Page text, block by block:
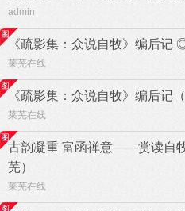
admin
《疏影集：众说自牧》编后记
莱芜在线
《疏影集：众说自牧》编后记
莱芜在线
古韵凝重 富函禅意——赏读自
芜）
莱芜在线